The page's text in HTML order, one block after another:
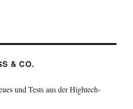
& CO.
und Tests aus der Hightech-